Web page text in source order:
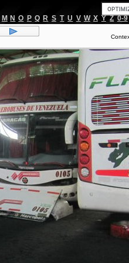
M N O P Q R S T U V W X Y Z 0-9